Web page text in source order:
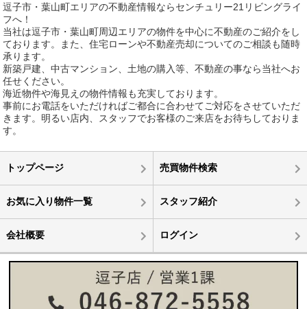
逗子市・葉山町エリアの不動産情報ならセンチュリー21リビングライ
フへ！
当社は逗子市・葉山町周辺エリアの物件を中心に不動産のご紹介をし
ております。また、住宅ローンや不動産売却についてのご相談も随時
承ります。
新築戸建、中古マンション、土地の購入等、不動産の事なら当社へお
任せください。
海近物件や海見えの物件情報も充実しております。
事前にお電話をいただければご都合に合わせてご対応をさせていただ
きます。明るい店内、スタッフでお客様のご来店をお待ちしておりま
す。
トップページ 売買物件検索
お気に入り物件一覧 スタッフ紹介
会社概要 ログイン